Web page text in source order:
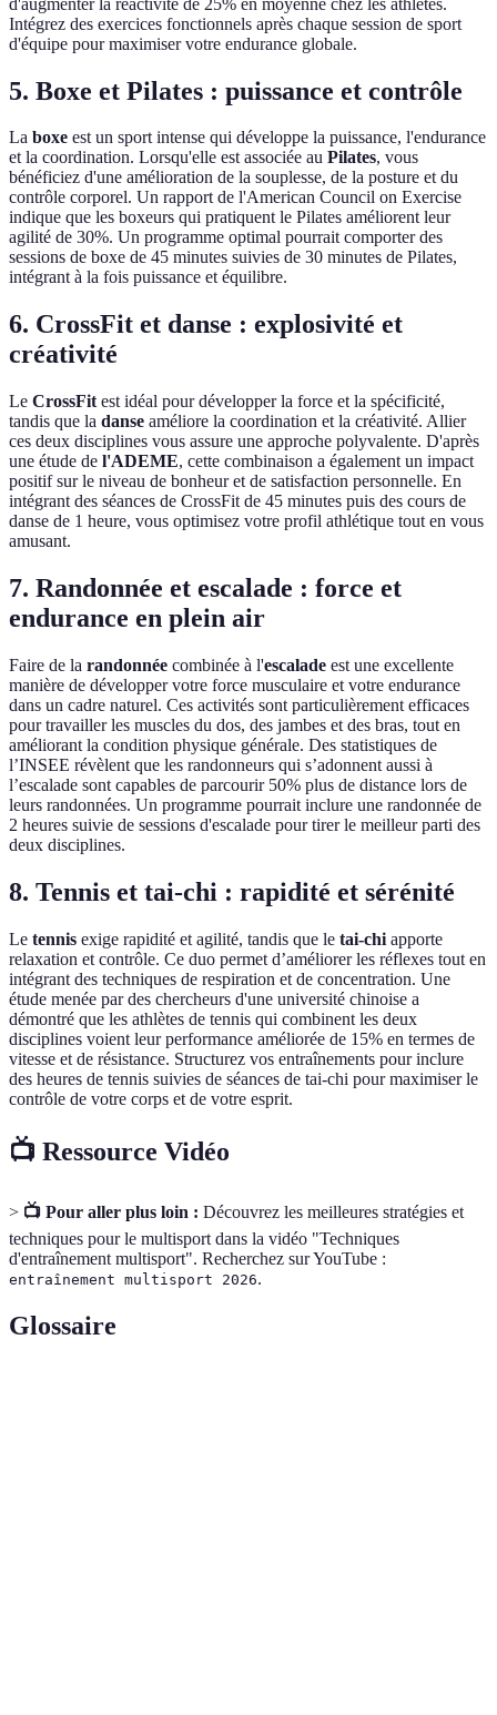
Intégrez des exercices fonctionnels après chaque session de sport
d'équipe pour maximiser votre endurance globale.
5. Boxe et Pilates : puissance et contrôle
La boxe est un sport intense qui développe la puissance, l'endurance
et la coordination. Lorsqu'elle est associée au Pilates, vous
bénéficiez d'une amélioration de la souplesse, de la posture et du
contrôle corporel. Un rapport de l'American Council on Exercise
indique que les boxeurs qui pratiquent le Pilates améliorent leur
agilité de 30%. Un programme optimal pourrait comporter des
sessions de boxe de 45 minutes suivies de 30 minutes de Pilates,
intégrant à la fois puissance et équilibre.
6. CrossFit et danse : explosivité et
créativité
Le CrossFit est idéal pour développer la force et la spécificité,
tandis que la danse améliore la coordination et la créativité. Allier
ces deux disciplines vous assure une approche polyvalente. D'après
une étude de l'ADEME, cette combinaison a également un impact
positif sur le niveau de bonheur et de satisfaction personnelle. En
intégrant des séances de CrossFit de 45 minutes puis des cours de
danse de 1 heure, vous optimisez votre profil athlétique tout en vous
amusant.
7. Randonnée et escalade : force et
endurance en plein air
Faire de la randonnée combinée à l'escalade est une excellente
manière de développer votre force musculaire et votre endurance
dans un cadre naturel. Ces activités sont particulièrement efficaces
pour travailler les muscles du dos, des jambes et des bras, tout en
améliorant la condition physique générale. Des statistiques de
l’INSEE révèlent que les randonneurs qui s’adonnent aussi à
l’escalade sont capables de parcourir 50% plus de distance lors de
leurs randonnées. Un programme pourrait inclure une randonnée de
2 heures suivie de sessions d'escalade pour tirer le meilleur parti des
deux disciplines.
8. Tennis et tai-chi : rapidité et sérénité
Le tennis exige rapidité et agilité, tandis que le tai-chi apporte
relaxation et contrôle. Ce duo permet d’améliorer les réflexes tout en
intégrant des techniques de respiration et de concentration. Une
étude menée par des chercheurs d'une université chinoise a
démontré que les athlètes de tennis qui combinent les deux
disciplines voient leur performance améliorée de 15% en termes de
vitesse et de résistance. Structurez vos entraînements pour inclure
des heures de tennis suivies de séances de tai-chi pour maximiser le
contrôle de votre corps et de votre esprit.
📺 Ressource Vidéo
> 📺 Pour aller plus loin : Découvrez les meilleures stratégies et
techniques pour le multisport dans la vidéo "Techniques
d'entraînement multisport". Recherchez sur YouTube :
entraînement multisport 2026.
Glossaire